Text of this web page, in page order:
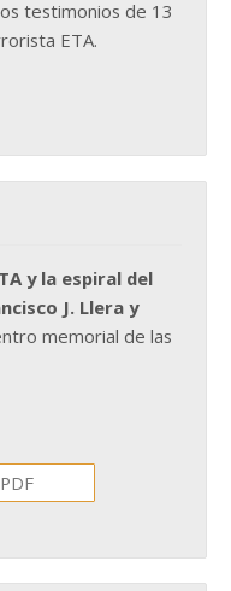
testimonios de 13
ETA.
y la espiral del
J. Llera y
memorial de las